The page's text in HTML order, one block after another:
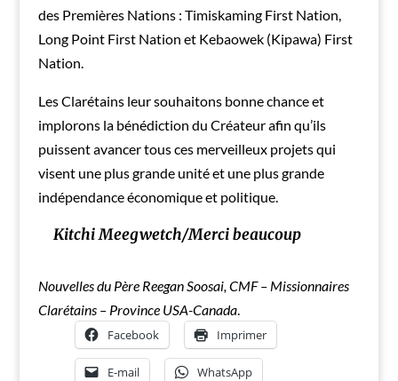
des Premières Nations : Timiskaming First Nation,
Long Point First Nation et Kebaowek (Kipawa) First
Nation.
Les Clarétains leur souhaitons bonne chance et
implorons la bénédiction du Créateur afin qu’ils
puissent avancer tous ces merveilleux projets qui
visent une plus grande unité et une plus grande
indépendance économique et politique.
Kitchi Meegwetch/Merci beaucoup
Nouvelles du Père Reegan Soosai, CMF – Missionnaires
Clarétains – Province USA-Canada.
Facebook Imprimer
E-mail WhatsApp